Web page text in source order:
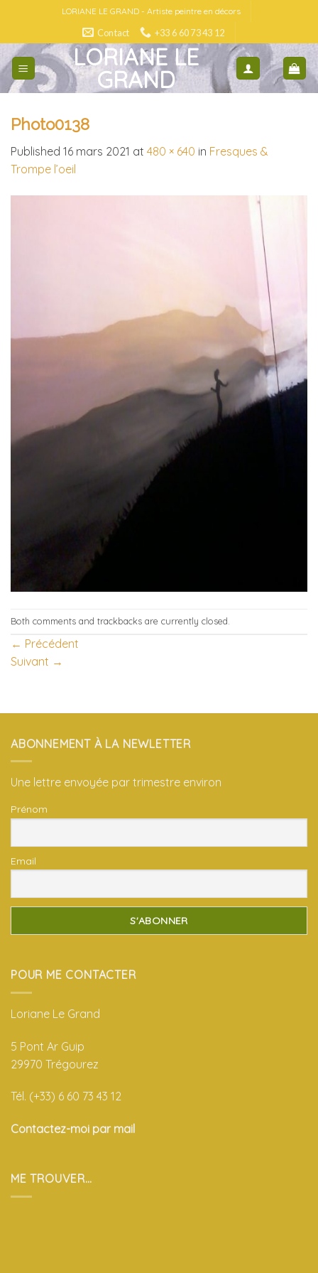
content
LORIANE LE GRAND - Artiste peintre en décors
Contact +33 6 60 73 43 12
LORIANE LE
GRAND
Photo0138
Published 16 mars 2021 at 480 × 640 in Fresques &
Trompe l’oeil
Both comments and trackbacks are currently closed.
← Précédent
Suivant →
ABONNEMENT À LA NEWLETTER
Une lettre envoyée par trimestre environ
Prénom
Email
POUR ME CONTACTER
Loriane Le Grand
5 Pont Ar Guip
29970 Trégourez
Tél. (+33) 6 60 73 43 12
Contactez-moi par mail
ME TROUVER…